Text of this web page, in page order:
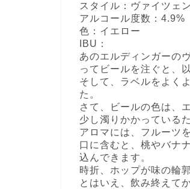
スタイル：ヴァイツェン
アルコール度数：4.9%
色：イエロー
IBU：
あのエルディンガーの
ってビールを注ぐと、
そして、ラベルをよく
た。
さて、ビールの色は、
少し濁りかかっている
アロマには、フルーツ
口に含むと、桃やバナ
込んできます。
時折、ホップが味の輪
とはいえ、飲み終えて